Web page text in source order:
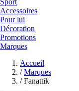
Sport
Accessoires
Pour lui
Décoration
Promotions
Marques
Accueil
/ Marques
/ Fanattik